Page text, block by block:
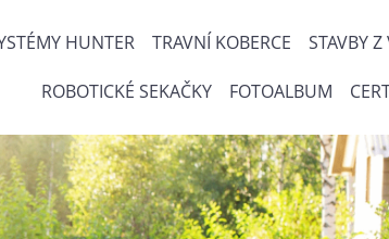
HUNTER TRAVNÍ KOBERCE STAVBY
ROBOTICKÉ SEKAČKY FOTOALBUM